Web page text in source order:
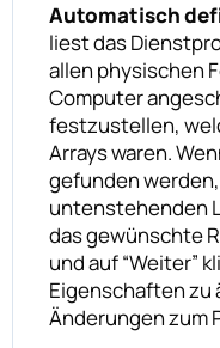
Automatisch
liest das
allen physischen
Computer
festzustellen,
Arrays waren.
gefunden
untenstehenden
das gewünschte
und auf “Weiter”
Eigenschaften zu
Änderungen zum